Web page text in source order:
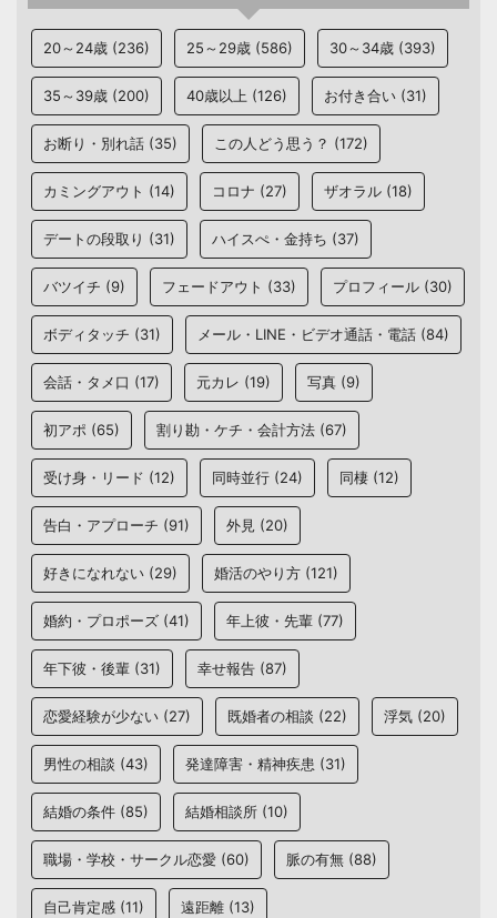
20～24歳 (236) 25～29歳 (586) 30～34歳 (393)
35～39歳 (200) 40歳以上 (126) お付き合い (31)
お断り・別れ話 (35) この人どう思う？ (172)
カミングアウト (14) コロナ (27) ザオラル (18)
デートの段取り (31) ハイスぺ・金持ち (37)
バツイチ (9) フェードアウト (33) プロフィール (30)
ボディタッチ (31) メール・LINE・ビデオ通話・電話 (84)
会話・タメ口 (17) 元カレ (19) 写真 (9)
初アポ (65) 割り勘・ケチ・会計方法 (67)
受け身・リード (12) 同時並行 (24) 同棲 (12)
告白・アプローチ (91) 外見 (20)
好きになれない (29) 婚活のやり方 (121)
婚約・プロポーズ (41) 年上彼・先輩 (77)
年下彼・後輩 (31) 幸せ報告 (87)
恋愛経験が少ない (27) 既婚者の相談 (22) 浮気 (20)
男性の相談 (43) 発達障害・精神疾患 (31)
結婚の条件 (85) 結婚相談所 (10)
職場・学校・サークル恋愛 (60) 脈の有無 (88)
自己肯定感 (11) 遠距離 (13)